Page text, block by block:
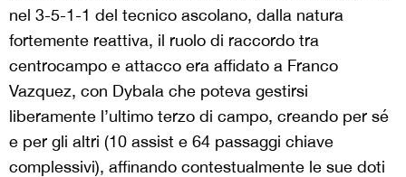
nel 3-5-1-1 del tecnico ascolano, dalla natura
fortemente reattiva, il ruolo di raccordo tra
centrocampo e attacco era affidato a Franco
Vazquez, con Dybala che poteva gestirsi
liberamente l’ultimo terzo di campo, creando per sé
e per gli altri (10 assist e 64 passaggi chiave
complessivi), affinando contestualmente le sue doti